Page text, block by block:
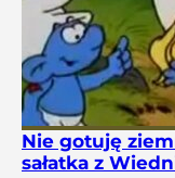
Nie gotuję
sałatka z